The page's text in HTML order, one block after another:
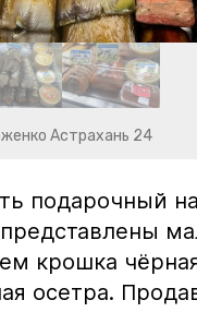
Астрахань 24
подарочный
крошка
осетра.